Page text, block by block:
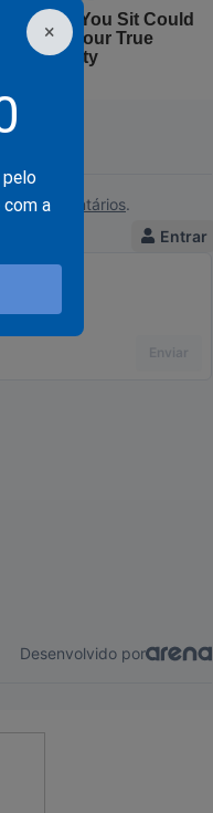
×
pelo
a
para quebra de sigilo
vídeo)